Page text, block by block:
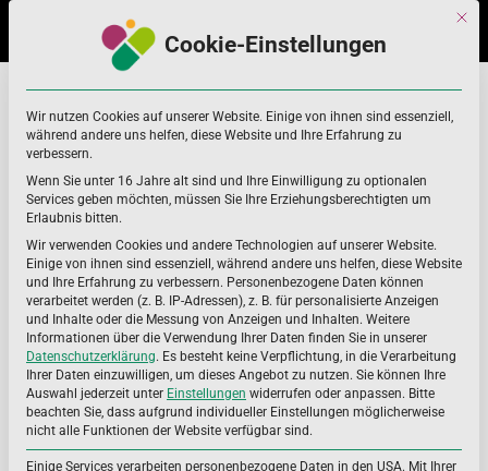
navigation
content
Home Docosahexaensäure
Mit
Cookie-Einstellungen
Wir nutzen Cookies auf unserer Website. Einige von ihnen sind essenziell,
während andere uns helfen, diese Website und Ihre Erfahrung zu
verbessern.
Wenn Sie unter 16 Jahre alt sind und Ihre Einwilligung zu optionalen
Services geben möchten, müssen Sie Ihre Erziehungsberechtigten um
Erlaubnis bitten.
Wir verwenden Cookies und andere Technologien auf unserer Website.
Einige von ihnen sind essenziell, während andere uns helfen, diese Website
und Ihre Erfahrung zu verbessern. Personenbezogene Daten können
verarbeitet werden (z. B. IP-Adressen), z. B. für personalisierte Anzeigen
und Inhalte oder die Messung von Anzeigen und Inhalten. Weitere
Informationen über die Verwendung Ihrer Daten finden Sie in unserer
Datenschutzerklärung. Es besteht keine Verpflichtung, in die Verarbeitung
Ihrer Daten einzuwilligen, um dieses Angebot zu nutzen. Sie können Ihre
Auswahl jederzeit unter Einstellungen widerrufen oder anpassen. Bitte
beachten Sie, dass aufgrund individueller Einstellungen möglicherweise
nicht alle Funktionen der Website verfügbar sind.
Einige Services verarbeiten personenbezogene Daten in den USA. Mit Ihrer